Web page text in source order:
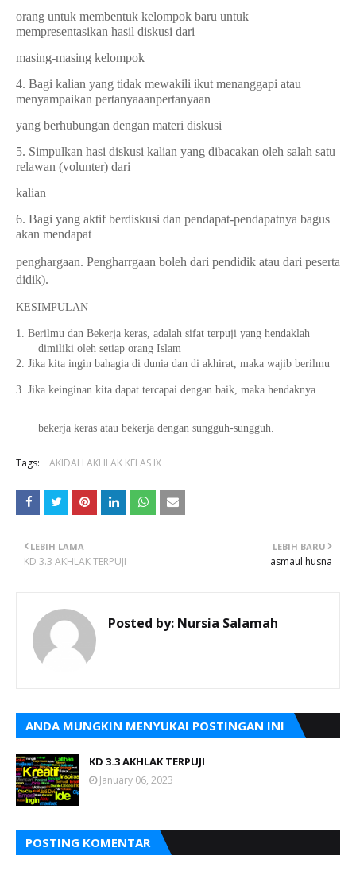
orang untuk membentuk kelompok baru untuk
mempresentasikan hasil diskusi dari
masing-masing kelompok
4. Bagi kalian yang tidak mewakili ikut menanggapi atau
menyampaikan pertanyaaanpertanyaan
yang berhubungan dengan materi diskusi
5. Simpulkan hasi diskusi kalian yang dibacakan oleh salah satu
relawan (volunter) dari
kalian
6. Bagi yang aktif berdiskusi dan pendapat-pendapatnya bagus
akan mendapat
penghargaan. Pengharrgaan boleh dari pendidik atau dari peserta
didik).
KESIMPULAN
1. Berilmu dan Bekerja keras, adalah sifat terpuji yang hendaklah
dimiliki oleh setiap orang Islam
2. Jika kita ingin bahagia di dunia dan di akhirat, maka wajib berilmu
3. Jika keinginan kita dapat tercapai dengan baik, maka hendaknya
bekerja keras atau bekerja dengan sungguh-sungguh.
Tags: AKIDAH AKHLAK KELAS IX
LEBIH BARU
asmaul husna
LEBIH LAMA
KD 3.3 AKHLAK TERPUJI
Posted by: Nursia Salamah
ANDA MUNGKIN MENYUKAI POSTINGAN INI
KD 3.3 AKHLAK TERPUJI
January 06, 2023
POSTING KOMENTAR